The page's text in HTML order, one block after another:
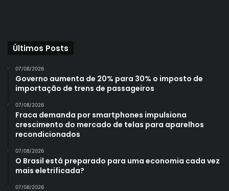
Últimos Posts
07/08/2026
Governo aumenta de 20% para 30% o imposto de
importação de trens de passageiros
07/08/2026
Fraca demanda por smartphones impulsiona
crescimento do mercado de telas para aparelhos
recondicionados
07/08/2026
O Brasil está preparado para uma economia cada vez
mais eletrificada?
07/08/2026